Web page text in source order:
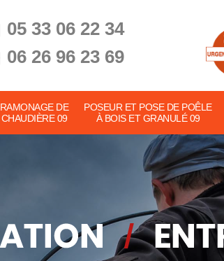
05 33 06 22 34
06 26 96 23 69
RAMONAGE DE
CHAUDIÈRE 09
POSEUR ET POSE DE POÊLE
À BOIS ET GRANULÉ 09